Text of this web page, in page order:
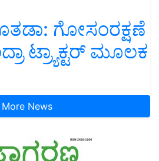
ಗೋಸಂರಕ್ಷಣೆ
ಟ್ರ್ಯಾಕ್ಟರ್ ಮೂಲಕ
More News